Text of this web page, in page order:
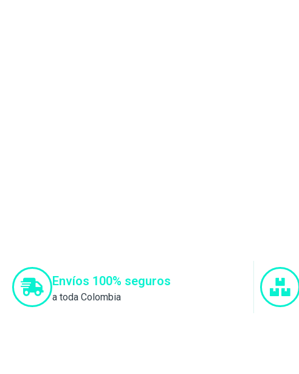
Envíos 100% seguros
a toda Colombia